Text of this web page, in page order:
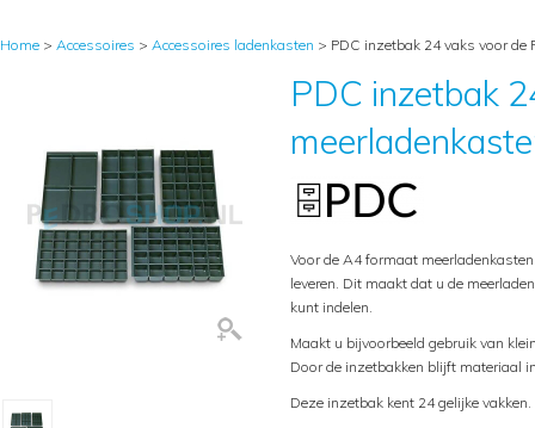
Home > Accessoires > Accessoires ladenkasten > PDC inzetbak 24 vaks voor de
PDC inzetbak
Voor de A4 formaat
leveren. Dit maakt dat u de
kunt indelen.
Maakt u bijvoorbeeld gebruik van
Door de inzetbakken blijft materiaal
Deze inzetbak kent 24 gelijke vakken.